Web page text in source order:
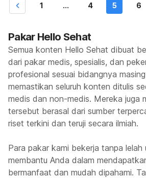
1 ... 4 5 6
Pakar Hello Sehat
Semua konten Hello Sehat dibuat
dari pakar medis, spesialis, dan
profesional sesuai bidangnya
memastikan seluruh konten ditulis
medis dan non-medis. Mereka juga
tersebut berasal dari sumber
riset terkini dan teruji secara ilmiah.
Para pakar kami bekerja tanpa lelah
membantu Anda dalam
bermanfaat dan mudah dipahami.